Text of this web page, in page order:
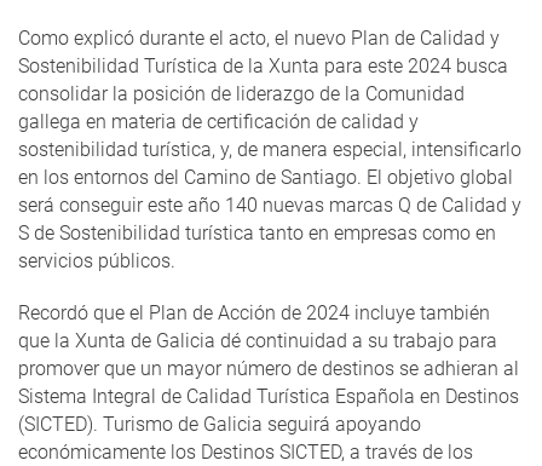
Como explicó durante el acto, el nuevo Plan de Calidad y
Sostenibilidad Turística de la Xunta para este 2024 busca
consolidar la posición de liderazgo de la Comunidad
gallega en materia de certificación de calidad y
sostenibilidad turística, y, de manera especial, intensificarlo
en los entornos del Camino de Santiago. El objetivo global
será conseguir este año 140 nuevas marcas Q de Calidad y
S de Sostenibilidad turística tanto en empresas como en
servicios públicos.
Recordó que el Plan de Acción de 2024 incluye también
que la Xunta de Galicia dé continuidad a su trabajo para
promover que un mayor número de destinos se adhieran al
Sistema Integral de Calidad Turística Española en Destinos
(SICTED). Turismo de Galicia seguirá apoyando
económicamente los Destinos SICTED, a través de los